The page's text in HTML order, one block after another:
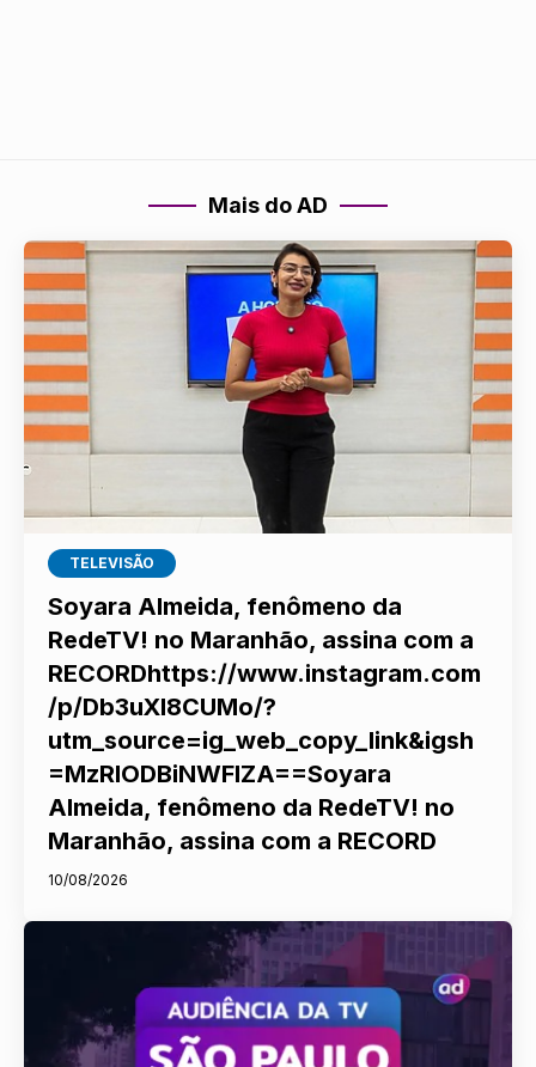
Mais do AD
TELEVISÃO
Soyara Almeida, fenômeno da
RedeTV! no Maranhão, assina com a
RECORDhttps://www.instagram.com
/p/Db3uXI8CUMo/?
utm_source=ig_web_copy_link&igsh
=MzRlODBiNWFlZA==Soyara
Almeida, fenômeno da RedeTV! no
Maranhão, assina com a RECORD
10/08/2026